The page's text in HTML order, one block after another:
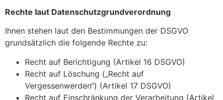
Rechte laut Datenschutzgrundverordnung
Ihnen stehen laut den Bestimmungen der DSGVO
grundsätzlich die folgende Rechte zu:
Recht auf Berichtigung (Artikel 16 DSGVO)
Recht auf Löschung („Recht auf
Vergessenwerden“) (Artikel 17 DSGVO)
Recht auf Einschränkung der Verarbeitung (Artikel